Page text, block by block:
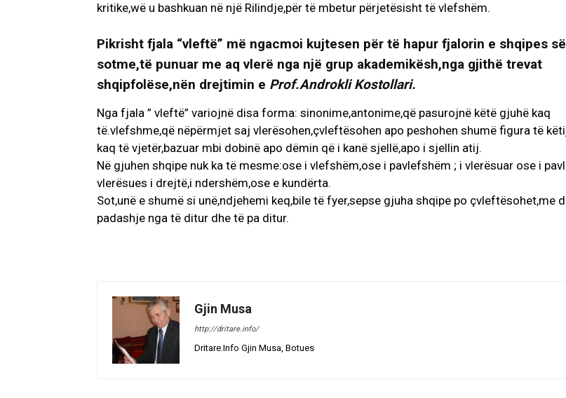
kritike,wë u bashkuan në një Rilindje,për të mbetur përjetësisht të vlefshëm.
Pikrisht fjala “vleftë” më ngacmoi kujtesen për të hapur fjalorin e shqipes së
sotme,të punuar me aq vlerë nga një grup akademikësh,nga gjithë trevat
shqipfolëse,nën drejtimin e Prof.Androkli Kostollari.
Nga fjala ” vleftë” variojnë disa forma: sinonime,antonime,që pasurojnë këtë gjuhë kaq
të.vlefshme,që nëpërmjet saj vlerësohen,çvleftësohen apo peshohen shumë figura të
kaq të vjetër,bazuar mbi dobinë apo dëmin që i kanë sjellë,apo i sjellin atij.
Në gjuhen shqipe nuk ka të mesme:ose i vlefshëm,ose i pavlefshëm ; i vlerësuar ose i
vlerësues i drejtë,i ndershëm,ose e kundërta.
Sot,unë e shumë si unë,ndjehemi keq,bile të fyer,sepse gjuha shqipe po çvleftësohet,me
padashje nga të ditur dhe të pa ditur.
Gjin Musa
http://dritare.info/
Dritare.Info Gjin Musa, Botues